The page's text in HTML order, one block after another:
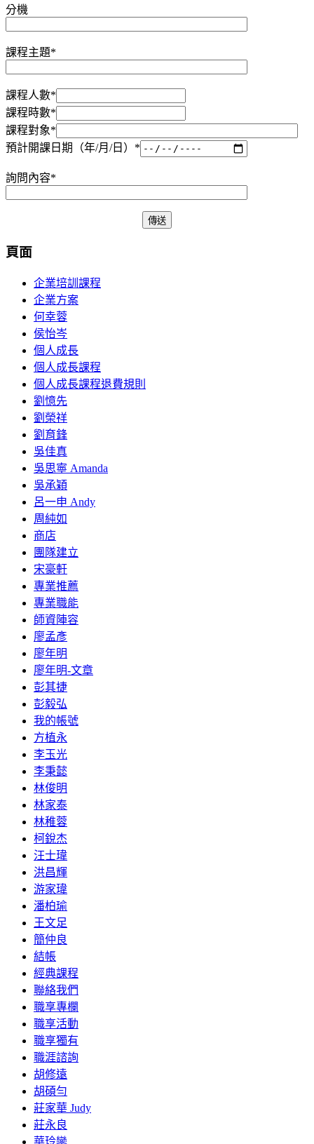
分機
課程主題*
課程人數*
課程時數*
課程對象*
預計開課日期（年/月/日）*
詢問內容*
頁面
企業培訓課程
企業方案
何幸蓉
侯怡岑
個人成長
個人成長課程
個人成長課程退費規則
劉憶先
劉榮祥
劉育鋒
吳佳真
吳思寧 Amanda
吳承穎
呂一申 Andy
周純如
商店
團隊建立
宋豪軒
專業推薦
專業職能
師資陣容
廖孟彥
廖年明
廖年明-文章
彭其捷
彭毅弘
我的帳號
方植永
李玉光
李秉懿
林俊明
林家泰
林稚蓉
柯銳杰
汪士瑋
洪昌輝
游家瑋
潘柏瑜
王文足
簡仲良
結帳
經典課程
聯絡我們
職享專欄
職享活動
職享獨有
職涯諮詢
胡修遠
胡碩勻
莊家華 Judy
莊永良